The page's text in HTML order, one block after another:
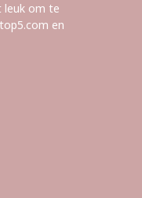
leuk om te
en